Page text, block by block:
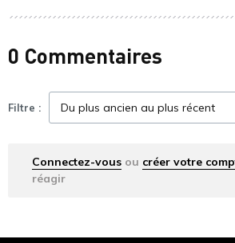
0 Commentaires
Filtre :
Connectez-vous ou créer votre
réagir